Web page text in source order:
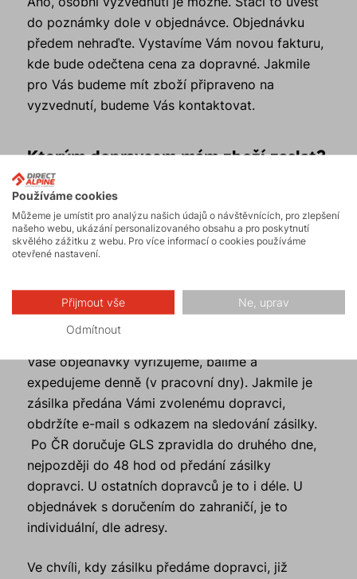
do poznámky dole v objednávce. Objednávku
předem nehraďte. Vystavíme Vám novou fakturu,
kde bude odečtena cena za dopravné. Jakmile
pro Vás budeme mít zboží připraveno na
vyzvednutí, budeme Vás kontaktovat.
Kterým dopravcem mám zboží zaslat?
Zboží můžete zaslat vámi vybraným dopravcem.
Důležité je, aby bylo doručeno na naši adresu.
Zaslání vráceného zboží je vždy na náklady
zákazníka.
Za jak dlouho mi bude zboží
doručeno?
Vaše objednávky vyřizujeme, balíme a
expedujeme denně (v pracovní dny). Jakmile je
zásilka předána Vámi zvolenému dopravci,
obdržíte e-mail s odkazem na sledování zásilky.
Po ČR doručuje GLS zpravidla do druhého dne,
nejpozději do 48 hod od předání zásilky
dopravci. U ostatních dopravců je to i déle. U
objednávek s doručením do zahraničí, je to
individuální, dle adresy.
Ve chvíli, kdy zásilku předáme dopravci, již
Používáme cookies
Můžeme je umístit pro analýzu našich údajů o návštěvnících, pro zlepšení
našeho webu, ukázání personalizovaného obsahu a pro poskytnutí
skvělého zážitku z webu. Pro více informací o cookies používáme
otevřené nastavení.
Přijmout vše Ne, uprav
Odmítnout